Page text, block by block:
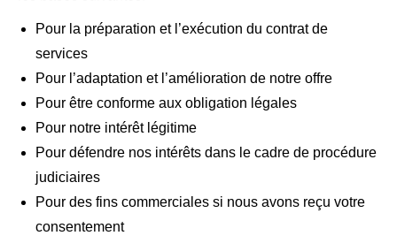
Pour la préparation et l’exécution du contrat de
services
Pour l’adaptation et l’amélioration de notre offre
Pour être conforme aux obligation légales
Pour notre intérêt légitime
Pour défendre nos intérêts dans le cadre de procédure
judiciaires
Pour des fins commerciales si nous avons reçu votre
consentement